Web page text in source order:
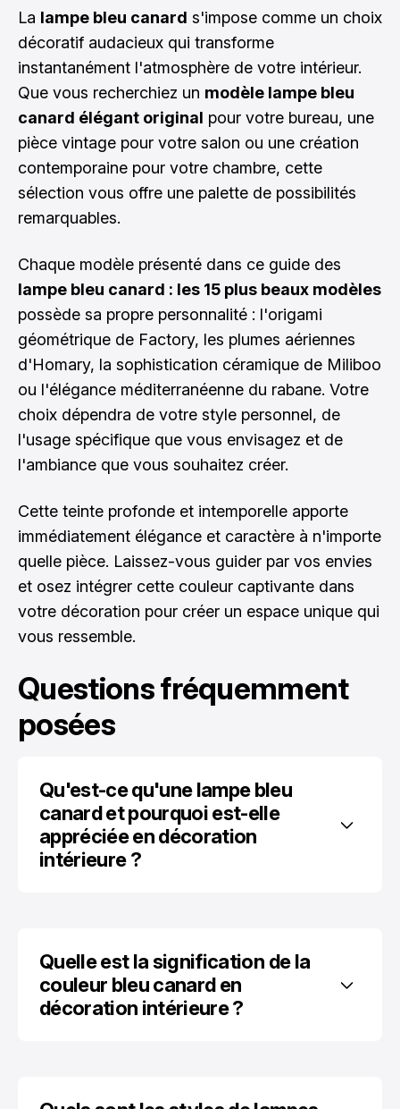
La lampe bleu canard s'impose comme un choix
décoratif audacieux qui transforme
instantanément l'atmosphère de votre intérieur.
Que vous recherchiez un modèle lampe bleu
canard élégant original pour votre bureau, une
pièce vintage pour votre salon ou une création
contemporaine pour votre chambre, cette
sélection vous offre une palette de possibilités
remarquables.
Chaque modèle présenté dans ce guide des
lampe bleu canard : les 15 plus beaux modèles
possède sa propre personnalité : l'origami
géométrique de Factory, les plumes aériennes
d'Homary, la sophistication céramique de Miliboo
ou l'élégance méditerranéenne du rabane. Votre
choix dépendra de votre style personnel, de
l'usage spécifique que vous envisagez et de
l'ambiance que vous souhaitez créer.
Cette teinte profonde et intemporelle apporte
immédiatement élégance et caractère à n'importe
quelle pièce. Laissez-vous guider par vos envies
et osez intégrer cette couleur captivante dans
votre décoration pour créer un espace unique qui
vous ressemble.
Questions fréquemment
posées
Qu'est-ce qu'une lampe bleu
canard et pourquoi est-elle
appréciée en décoration
intérieure ?
Quelle est la signification de la
couleur bleu canard en
décoration intérieure ?